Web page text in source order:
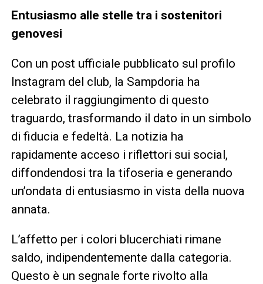
Entusiasmo alle stelle tra i sostenitori
genovesi
Con un post ufficiale pubblicato sul profilo
Instagram del club, la Sampdoria ha
celebrato il raggiungimento di questo
traguardo, trasformando il dato in un simbolo
di fiducia e fedeltà. La notizia ha
rapidamente acceso i riflettori sui social,
diffondendosi tra la tifoseria e generando
un’ondata di entusiasmo in vista della nuova
annata.
L’affetto per i colori blucerchiati rimane
saldo, indipendentemente dalla categoria.
Questo è un segnale forte rivolto alla